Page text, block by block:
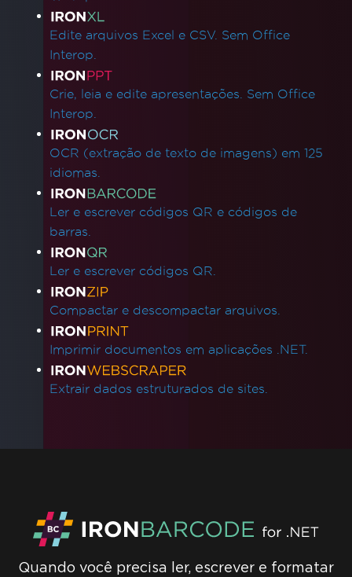
Edite arquivos Excel e CSV. Sem Office
Interop.
Crie, leia e edite apresentações. Sem Office
Interop.
OCR (extração de texto de imagens) em 125
idiomas.
Ler e escrever códigos QR e códigos de
barras.
Ler e escrever códigos QR.
Compactar e descompactar arquivos.
Imprimir documentos em aplicações .NET.
Extrair dados estruturados de sites.
Quando você precisa ler, escrever e formatar